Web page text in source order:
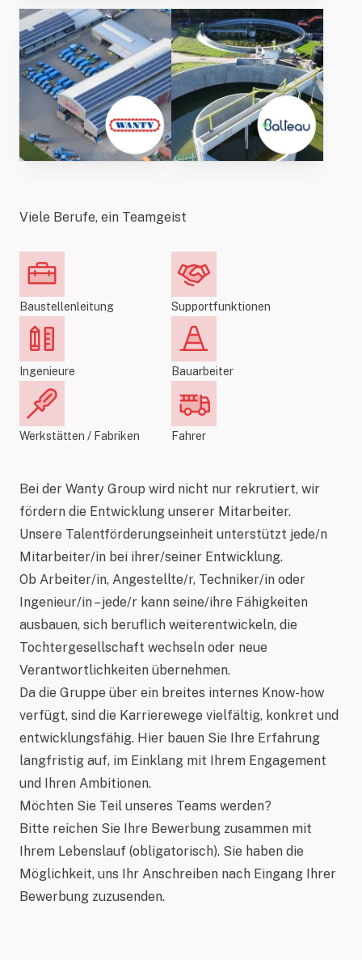
Viele Berufe, ein Teamgeist
Baustellenleitung Supportfunktionen
Ingenieure Bauarbeiter
Werkstätten / Fabriken Fahrer
Bei der Wanty Group wird nicht nur rekrutiert, wir
fördern die Entwicklung unserer Mitarbeiter.
Unsere Talentförderungseinheit unterstützt jede/n
Mitarbeiter/in bei ihrer/seiner Entwicklung.
Ob Arbeiter/in, Angestellte/r, Techniker/in oder
Ingenieur/in – jede/r kann seine/ihre Fähigkeiten
ausbauen, sich beruflich weiterentwickeln, die
Tochtergesellschaft wechseln oder neue
Verantwortlichkeiten übernehmen.
Da die Gruppe über ein breites internes Know-how
verfügt, sind die Karrierewege vielfältig, konkret und
entwicklungsfähig. Hier bauen Sie Ihre Erfahrung
langfristig auf, im Einklang mit Ihrem Engagement
und Ihren Ambitionen.
Möchten Sie Teil unseres Teams werden?
Bitte reichen Sie Ihre Bewerbung zusammen mit
Ihrem Lebenslauf (obligatorisch). Sie haben die
Möglichkeit, uns Ihr Anschreiben nach Eingang Ihrer
Bewerbung zuzusenden.